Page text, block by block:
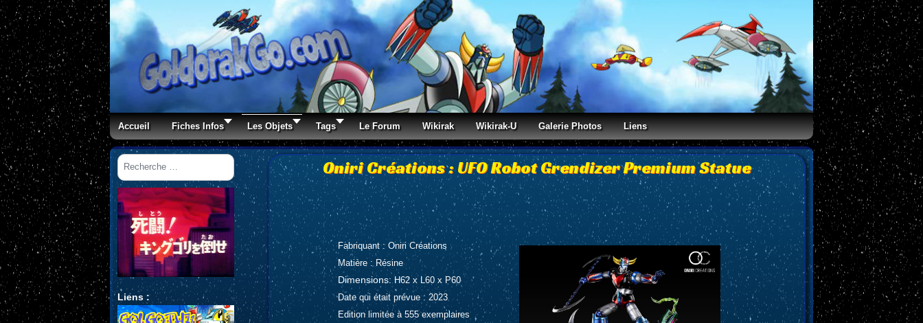
Accueil Fiches Infos Les Objets Tags Le Forum Wikirak Wikirak-U Galerie Photos Liens
Rechercher
Liens :
Oniri Créations : UFO Robot Grendizer Premium Statue
Fabriquant : Oniri Créations
Matière : Résine
Dimensions: H62 x L60 x P60
Date qui était prévue : 2023
Edition limitée à 555 exemplaires